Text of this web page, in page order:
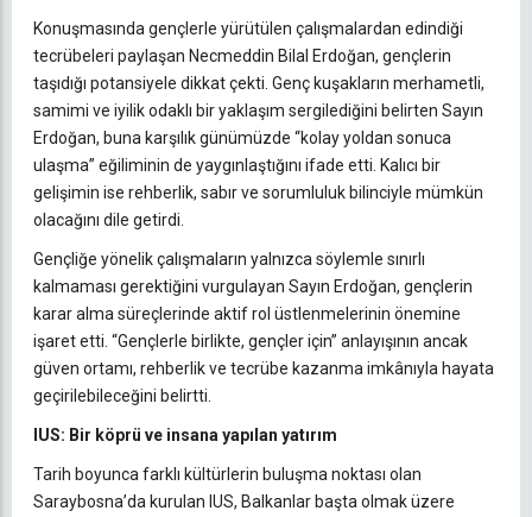
Konuşmasında gençlerle yürütülen çalışmalardan edindiği
tecrübeleri paylaşan Necmeddin Bilal Erdoğan, gençlerin
taşıdığı potansiyele dikkat çekti. Genç kuşakların merhametli,
samimi ve iyilik odaklı bir yaklaşım sergilediğini belirten Sayın
Erdoğan, buna karşılık günümüzde “kolay yoldan sonuca
ulaşma” eğiliminin de yaygınlaştığını ifade etti. Kalıcı bir
gelişimin ise rehberlik, sabır ve sorumluluk bilinciyle mümkün
olacağını dile getirdi.
Gençliğe yönelik çalışmaların yalnızca söylemle sınırlı
kalmaması gerektiğini vurgulayan Sayın Erdoğan, gençlerin
karar alma süreçlerinde aktif rol üstlenmelerinin önemine
işaret etti. “Gençlerle birlikte, gençler için” anlayışının ancak
güven ortamı, rehberlik ve tecrübe kazanma imkânıyla hayata
geçirilebileceğini belirtti.
IUS: Bir köprü ve insana yapılan yatırım
Tarih boyunca farklı kültürlerin buluşma noktası olan
Saraybosna’da kurulan IUS, Balkanlar başta olmak üzere